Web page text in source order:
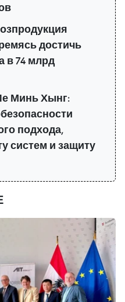
достичь
в 74 млрд
Минь Хынг:
подхода,
систем и защиту